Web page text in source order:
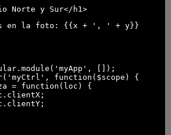
Norte y Sur</h1>
en la foto: {{x + ', ' + y}}
[]);
function($scope) {
= function(loc) {